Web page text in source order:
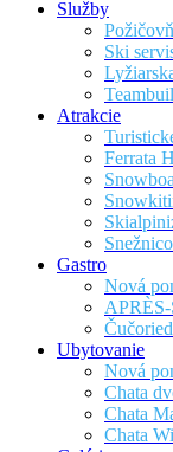
Služby
Ski
Atrakcie
Ferrata
Gastro
Nová
Ubytovanie
Nová
Chata
Chata
Chata